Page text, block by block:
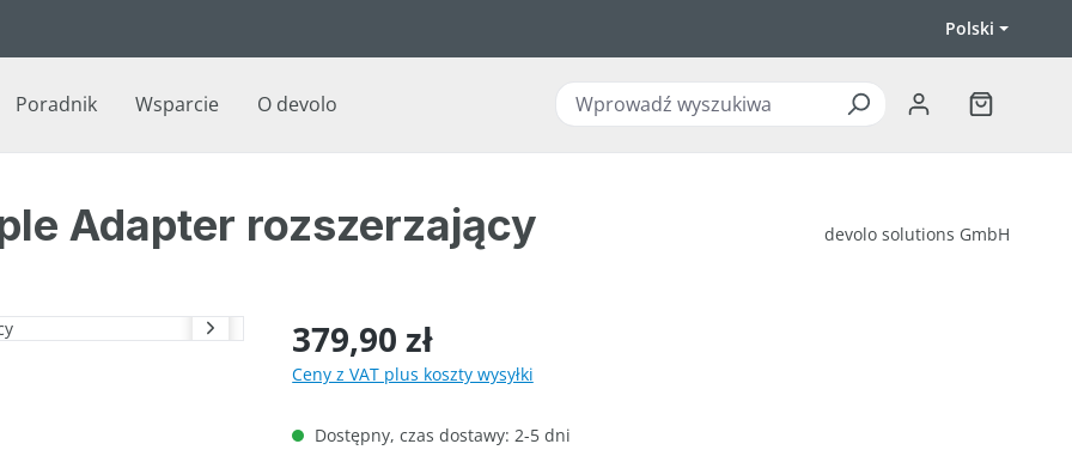
Polski
Poradnik Wsparcie O devolo
Koszyk
Adapter rozszerzający devolo solutions GmbH
Cena regularna:
379,90 zł
Ceny z VAT plus koszty wysyłki
Dostępny, czas dostawy: 2-5 dni